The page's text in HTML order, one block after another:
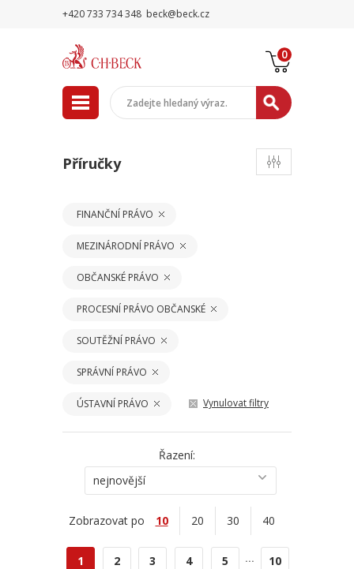
+420 733 734 348 beck@beck.cz
0
Příručky
FINANČNÍ PRÁVO
MEZINÁRODNÍ PRÁVO
OBČANSKÉ PRÁVO
PROCESNÍ PRÁVO OBČANSKÉ
SOUTĚŽNÍ PRÁVO
SPRÁVNÍ PRÁVO
ÚSTAVNÍ PRÁVO Vynulovat filtry
Řazení:
nejnovější
Zobrazovat po 10 20 30 40
1 2 3 4 5 ... 10